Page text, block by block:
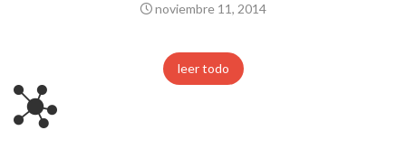
noviembre 11, 2014
leer todo